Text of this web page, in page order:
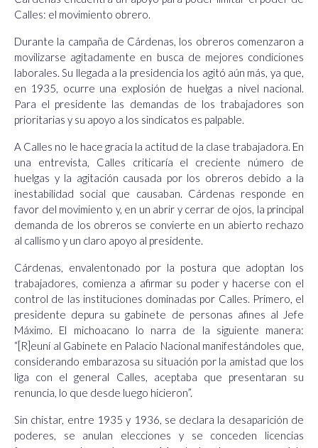
Calles: el movimiento obrero.
Durante la campaña de Cárdenas, los obreros comenzaron a
movilizarse agitadamente en busca de mejores condiciones
laborales. Su llegada a la presidencia los agitó aún más, ya que,
en 1935, ocurre una explosión de huelgas a nivel nacional.
Para el presidente las demandas de los trabajadores son
prioritarias y su apoyo a los sindicatos es palpable.
A Calles no le hace gracia la actitud de la clase trabajadora. En
una entrevista, Calles criticaría el creciente número de
huelgas y la agitación causada por los obreros debido a la
inestabilidad social que causaban. Cárdenas responde en
favor del movimiento y, en un abrir y cerrar de ojos, la principal
demanda de los obreros se convierte en un abierto rechazo
al callismo y un claro apoyo al presidente.
Cárdenas, envalentonado por la postura que adoptan los
trabajadores, comienza a afirmar su poder y hacerse con el
control de las instituciones dominadas por Calles. Primero, el
presidente depura su gabinete de personas afines al Jefe
Máximo. El michoacano lo narra de la siguiente manera:
“[R]euní al Gabinete en Palacio Nacional manifestándoles que,
considerando embarazosa su situación por la amistad que los
liga con el general Calles, aceptaba que presentaran su
renuncia, lo que desde luego hicieron”.
Sin chistar, entre 1935 y 1936, se declara la desaparición de
poderes, se anulan elecciones y se conceden licencias